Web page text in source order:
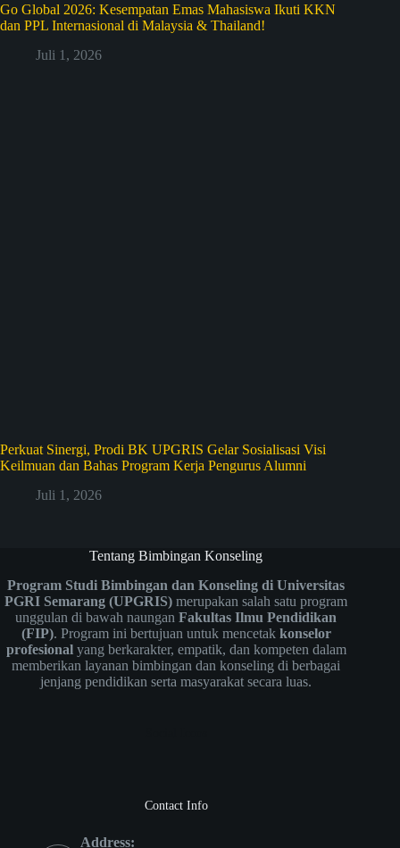
Go Global 2026: Kesempatan Emas Mahasiswa Ikuti KKN
dan PPL Internasional di Malaysia & Thailand!
Juli 1, 2026
Perkuat Sinergi, Prodi BK UPGRIS Gelar Sosialisasi Visi
Keilmuan dan Bahas Program Kerja Pengurus Alumni
Juli 1, 2026
Tentang Bimbingan Konseling
Program Studi Bimbingan dan Konseling di Universitas
PGRI Semarang (UPGRIS) merupakan salah satu program
unggulan di bawah naunganFakultas Ilmu Pendidikan
(FIP). Program ini bertujuan untuk mencetak konselor
profesionalyang berkarakter, empatik, dan kompeten dalam
memberikan layanan bimbingan dan konseling di berbagai
jenjang pendidikan serta masyarakat secara luas.
Contact Info
Address: